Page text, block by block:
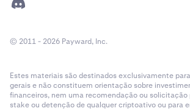
© 2011 - 2026 Payward, Inc.
Estes materiais são destinados exclusivamente
gerais e não constituem orientação sobre
financeiros, nem uma recomendação ou solicitação
stake ou detenção de qualquer criptoativo ou para